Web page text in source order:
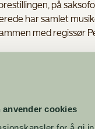
anvender cookies
for å gi
på
har samlet
med regissør
og vi har allerede
Øian er glad han